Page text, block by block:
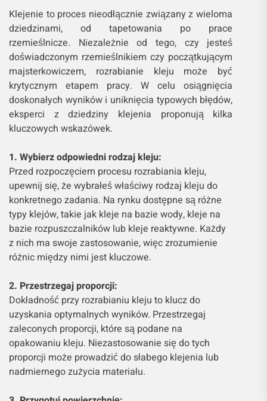
Klejenie to proces nieodłącznie związany z wieloma
dziedzinami, od tapetowania po prace
rzemieślnicze. Niezależnie od tego, czy jesteś
doświadczonym rzemieślnikiem czy początkującym
majsterkowiczem, rozrabianie kleju może być
krytycznym etapem pracy. W celu osiągnięcia
doskonałych wyników i uniknięcia typowych błędów,
eksperci z dziedziny klejenia proponują kilka
kluczowych wskazówek.
1. Wybierz odpowiedni rodzaj kleju:
Przed rozpoczęciem procesu rozrabiania kleju,
upewnij się, że wybrałeś właściwy rodzaj kleju do
konkretnego zadania. Na rynku dostępne są różne
typy klejów, takie jak kleje na bazie wody, kleje na
bazie rozpuszczalników lub kleje reaktywne. Każdy
z nich ma swoje zastosowanie, więc zrozumienie
różnic między nimi jest kluczowe.
2. Przestrzegaj proporcji:
Dokładność przy rozrabianiu kleju to klucz do
uzyskania optymalnych wyników. Przestrzegaj
zaleconych proporcji, które są podane na
opakowaniu kleju. Niezastosowanie się do tych
proporcji może prowadzić do słabego klejenia lub
nadmiernego zużycia materiału.